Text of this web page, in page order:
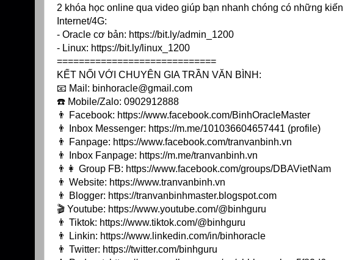
2 khóa học online qua video giúp bạn nhanh chóng có những
Internet/4G:
- Oracle cơ bản: https://bit.ly/admin_1200
- Linux: https://bit.ly/linux_1200
=============================
KẾT NỐI VỚI CHUYÊN GIA TRẦN VĂN BÌNH:
📧 Mail: binhoracle@gmail.com
☎️ Mobile/Zalo: 0902912888
👨 Facebook: https://www.facebook.com/BinhOracleMaster
👨 Inbox Messenger: https://m.me/101036604657441 (profile)
👨 Fanpage: https://www.facebook.com/tranvanbinh.vn
👨 Inbox Fanpage: https://m.me/tranvanbinh.vn
👨👩 Group FB: https://www.facebook.com/groups/DBAVietNam
👨 Website: https://www.tranvanbinh.vn
👨 Blogger: https://tranvanbinhmaster.blogspot.com
🎬 Youtube: https://www.youtube.com/@binhguru
👨 Tiktok: https://www.tiktok.com/@binhguru
👨 Linkin: https://www.linkedin.com/in/binhoracle
👨 Twitter: https://twitter.com/binhguru